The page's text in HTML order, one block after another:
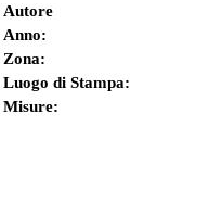
Autore
Anno:
Zona:
Luogo di Stampa:
Misure: